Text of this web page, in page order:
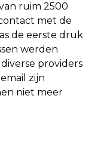
ruim 2500
met de
de eerste druk
werden
providers
zijn
niet meer